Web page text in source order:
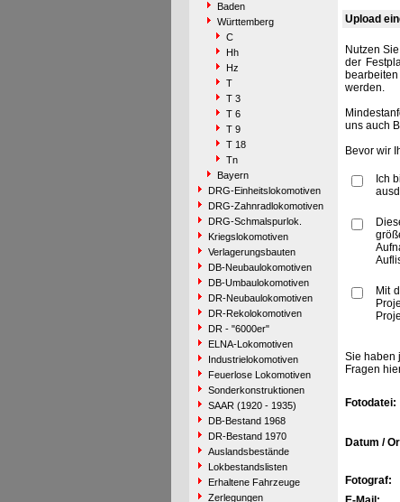
Baden
Württemberg
C
Hh
Hz
T
T 3
T 6
T 9
T 18
Tn
Bayern
DRG-Einheitslokomotiven
DRG-Zahnradlokomotiven
DRG-Schmalspurlok.
Kriegslokomotiven
Verlagerungsbauten
DB-Neubaulokomotiven
DB-Umbaulokomotiven
DR-Neubaulokomotiven
DR-Rekolokomotiven
DR - "6000er"
ELNA-Lokomotiven
Industrielokomotiven
Feuerlose Lokomotiven
Sonderkonstruktionen
SAAR (1920 - 1935)
DB-Bestand 1968
DR-Bestand 1970
Auslandsbestände
Lokbestandslisten
Erhaltene Fahrzeuge
Zerlegungen
Upload
Nutzen
der
werden.
uns auch
Bevor wir
Ich
Mit
Sie haben
Fragen
Fotodatei:
Datum /
Fotograf: